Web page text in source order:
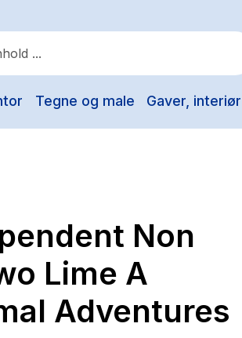
Tegne og male Gaver,
Non
Lime A
Adventures